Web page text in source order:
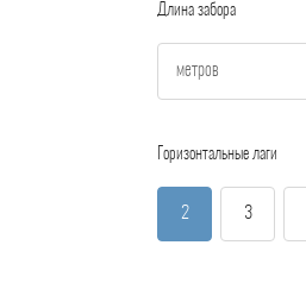
Длина забора
Горизонтальные лаги
2 3